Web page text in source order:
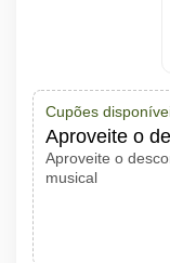
Cupões
Aproveite o
Aproveite o
musical